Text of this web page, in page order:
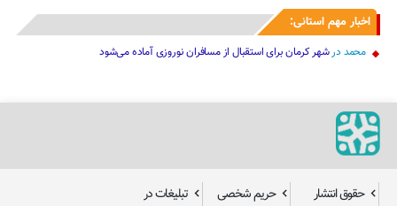
اخبار مهم استانی:
محمد درشهر کرمان برای استقبال از مسافران نوروزی آماده می‌شود
حقوق انتشار
حریم شخصی
تبلیغات در